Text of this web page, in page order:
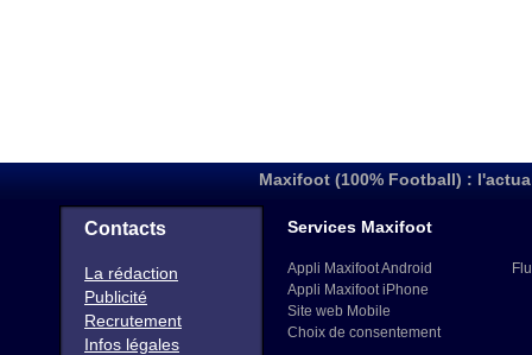
Maxifoot (100% Football) :
Contacts
La rédaction
Publicité
Recrutement
Infos légales
Services Maxifoot
Appli Maxifoot Android
Appli Maxifoot iPhone
Site web Mobile
Choix de consentement